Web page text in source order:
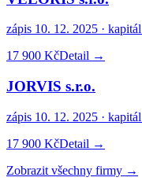
zápis 10. 12. 2025 · kapitál
17 900 KčDetail →
JORVIS s.r.o.
zápis 10. 12. 2025 · kapitál
17 900 KčDetail →
Zobrazit všechny firmy →